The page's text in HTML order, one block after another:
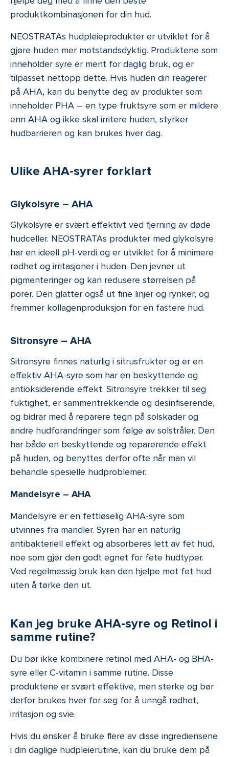
produktkombinasjonen for din hud.
NEOSTRATAs hudpleieprodukter er utviklet for å
gjøre huden mer motstandsdyktig. Produktene som
inneholder syre er ment for daglig bruk, og er
tilpasset nettopp dette. Hvis huden din reagerer
på AHA, kan du benytte deg av produkter som
inneholder PHA – en type fruktsyre som er mildere
enn AHA og ikke skal irritere huden, styrker
hudbarrieren og kan brukes hver dag.
Ulike AHA-syrer forklart
Glykolsyre – AHA
Glykolsyre er svært effektivt ved fjerning av døde
hudceller. NEOSTRATAs produkter med glykolsyre
har en ideell pH-verdi og er utviklet for å minimere
rødhet og irritasjoner i huden. Den jevner ut
pigmenteringer og kan redusere størrelsen på
porer. Den glatter også ut fine linjer og rynker, og
fremmer kollagenproduksjon for en fastere hud.
Sitronsyre – AHA
Sitronsyre finnes naturlig i sitrusfrukter og er en
effektiv AHA-syre som har en beskyttende og
antioksiderende effekt. Sitronsyre trekker til seg
fuktighet, er sammentrekkende og desinfiserende,
og bidrar med å reparere tegn på solskader og
andre hudforandringer som følge av solstråler. Den
har både en beskyttende og reparerende effekt
på huden, og benyttes derfor ofte når man vil
behandle spesielle hudproblemer.
Mandelsyre – AHA
Mandelsyre er en fettløselig AHA-syre som
utvinnes fra mandler. Syren har en naturlig
antibakteriell effekt og absorberes lett av fet hud,
noe som gjør den godt egnet for fete hudtyper.
Ved regelmessig bruk kan den hjelpe mot fet hud
uten å tørke den ut.
Kan jeg bruke AHA-syre og Retinol i
samme rutine?
Du bør ikke kombinere retinol med AHA- og BHA-
syre eller C-vitamin i samme rutine. Disse
produktene er svært effektive, men sterke og bør
derfor brukes hver for seg for å unngå rødhet,
irritasjon og svie.
Hvis du ønsker å bruke flere av disse ingrediensene
i din daglige hudpleierutine, kan du bruke dem på